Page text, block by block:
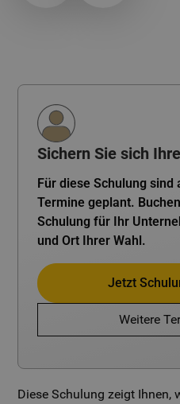
Sichern Sie sich
Für diese Schulung
Termine geplant.
Schulung für Ihr
und Ort Ihrer Wahl.
Jetzt
Weitere
Diese Schulung zeigt Ihnen,